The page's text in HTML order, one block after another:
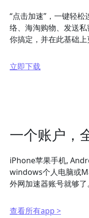
“点击加速”，一键轻
络、海淘购物、发送
你搞定，并在此基础上
立即下载
一个账户，
iPhone苹果手机,
windows个人电脑或
外网加速器账号就够了。
查看所有app >